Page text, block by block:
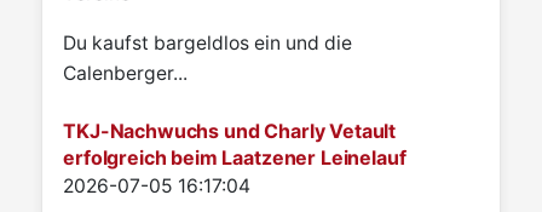
Du kaufst bargeldlos ein und die
Calenberger...
TKJ-Nachwuchs und Charly Vetault
erfolgreich beim Laatzener Leinelauf
Details
2026-07-05 16:17:04